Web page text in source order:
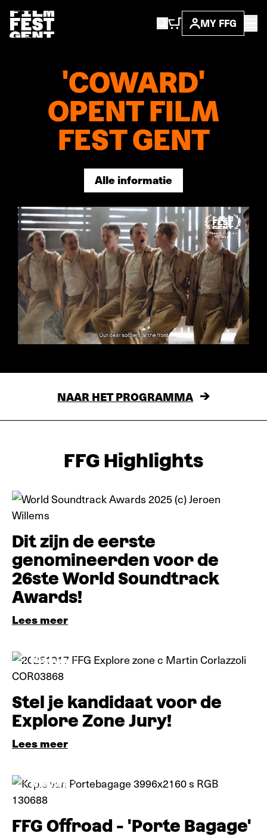
MY FFG
'COWARD'
OPENT FILM
FEST GENT
Alle informatie
Alle informatie
NAAR HET PROGRAMMA
FFG Highlights
Dit zijn de eerste
genomineerden voor de
26ste World Soundtrack
Awards!
Lees meer
Nieuws
Stel je kandidaat voor de
Explore Zone Jury!
Lees meer
Nieuws
FFG Offroad - 'Porte Bagage'